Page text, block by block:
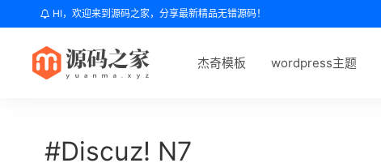
HI，欢迎来到源码之家，分享最新精品无错源码！
杰奇模板 wordpress主题
#Discuz! N7